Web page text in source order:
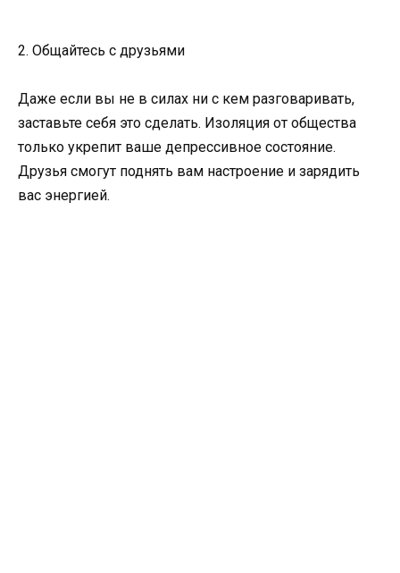
2. Общайтесь с друзьями
Даже если вы не в силах ни с кем разговаривать,
заставьте себя это сделать. Изоляция от общества
только укрепит ваше депрессивное состояние.
Друзья смогут поднять вам настроение и зарядить
вас энергией.